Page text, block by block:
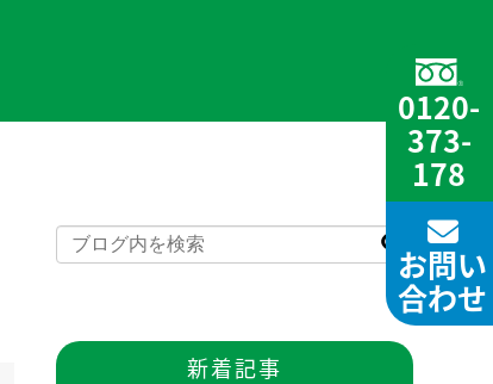
新着記事
0120-
373-
178
お問い
合わせ